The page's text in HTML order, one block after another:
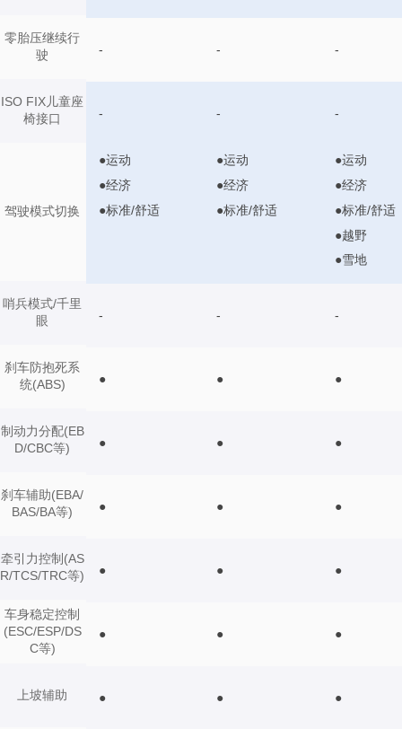
零胎压继续行
驶
ISO FIX儿童座
椅接口
驾驶模式切换
哨兵模式/千里
眼
刹车防抱死系
统(ABS)
制动力分配(EB
D/CBC等)
刹车辅助(EBA/
BAS/BA等)
牵引力控制(AS
R/TCS/TRC等)
车身稳定控制
(ESC/ESP/DS
C等)
上坡辅助
- - -
- - -
●运动
●经济
●标准/舒适
●运动
●经济
●标准/舒适
●运动
●经济
●标准/舒适
●越野
●雪地
- - -
● ● ●
● ● ●
● ● ●
● ● ●
● ● ●
● ● ●